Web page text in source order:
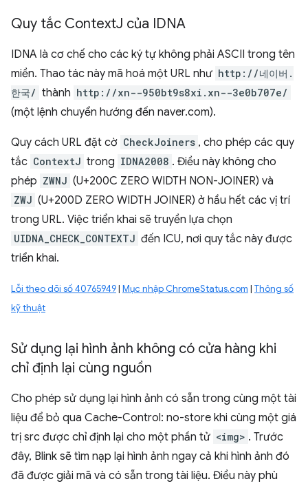
Quy tắc ContextJ của IDNA
IDNA là cơ chế cho các ký tự không phải ASCII trong tên
miền. Thao tác này mã hoá một URL như http://네이버.
한국/ thành http://xn--950bt9s8xi.xn--3e0b707e/
(một lệnh chuyển hướng đến naver.com).
Quy cách URL đặt cờ CheckJoiners , cho phép các quy
tắc ContextJ trong IDNA2008 . Điều này không cho
phép ZWNJ (U+200C ZERO WIDTH NON-JOINER) và
ZWJ (U+200D ZERO WIDTH JOINER) ở hầu hết các vị trí
trong URL. Việc triển khai sẽ truyền lựa chọn
UIDNA_CHECK_CONTEXTJ đến ICU, nơi quy tắc này được
triển khai.
Lỗi theo dõi số 40765949| Mục nhập ChromeStatus.com | Thông số
kỹ thuật
Sử dụng lại hình ảnh không có cửa hàng khi
chỉ định lại cùng nguồn
Cho phép sử dụng lại hình ảnh có sẵn trong cùng một tài
liệu để bỏ qua Cache-Control: no-store khi cùng một giá
trị src được chỉ định lại cho một phần tử <img> . Trước
đây, Blink sẽ tìm nạp lại hình ảnh ngay cả khi hình ảnh đó
đã được giải mã và có sẵn trong tài liệu. Điều này phù